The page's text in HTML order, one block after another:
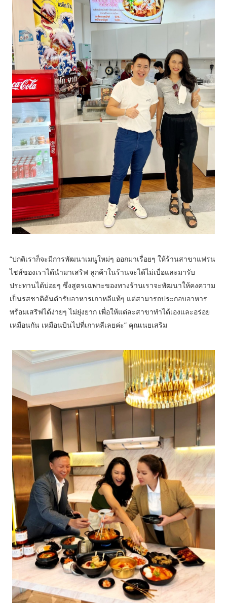
“ปกติเราก็จะมีการพัฒนาเมนูใหม่ๆ ออกมาเรื่อยๆ ให้ร้านสาขาแฟรน
ไชส์ของเราได้นำมาเสริฟ ลูกค้าในร้านจะได้ไม่เบื่อและมารับ
ประทานได้บ่อยๆ ซึ่งสูตรเฉพาะของทางร้านเราจะพัฒนาให้คงความ
เป็นรสชาติต้นตำรับอาหารเกาหลีแท้ๆ แต่สามารถประกอบอาหาร
พร้อมเสริฟได้ง่ายๆ ไม่ยุ่งยาก เพื่อให้แต่ละสาขาทำได้เองและอร่อย
เหมือนกัน เหมือนบินไปที่เกาหลีเลยค่ะ” คุณเนยเสริม